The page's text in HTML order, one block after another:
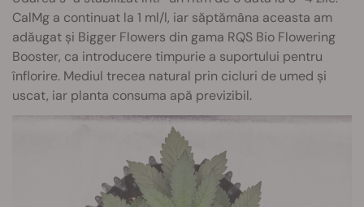
CalMg a continuat la 1 ml/l, iar săptămâna aceasta am
adăugat și Bigger Flowers din gama RQS Bio Flowering
Booster, ca introducere timpurie a suportului pentru
înflorire. Mediul trecea natural prin cicluri de umed și
uscat, iar planta consuma apă previzibil.